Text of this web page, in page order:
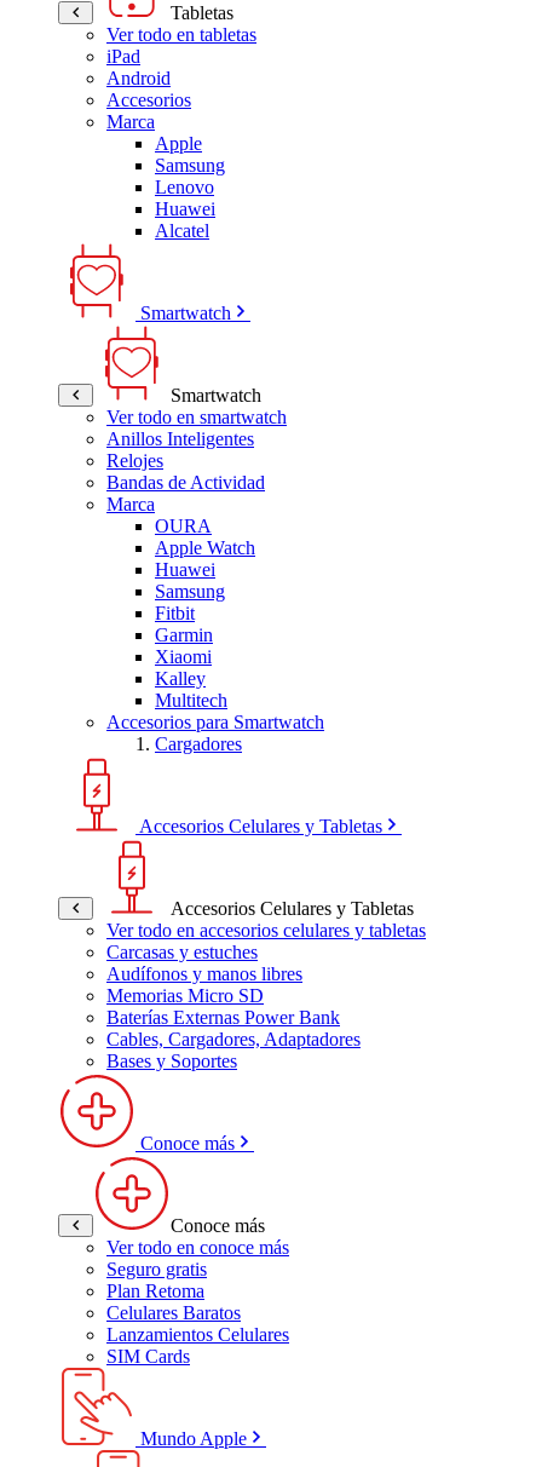
Tabletas
Ver todo en tabletas
iPad
Android
Accesorios
Marca
Apple
Samsung
Lenovo
Huawei
Alcatel
Smartwatch
Smartwatch
Ver todo en smartwatch
Anillos Inteligentes
Relojes
Bandas de Actividad
Marca
OURA
Apple Watch
Huawei
Samsung
Fitbit
Garmin
Xiaomi
Kalley
Multitech
Accesorios para Smartwatch
Cargadores
Accesorios Celulares y Tabletas
Accesorios Celulares y Tabletas
Ver todo en accesorios celulares y tabletas
Carcasas y estuches
Audífonos y manos libres
Memorias Micro SD
Baterías Externas Power Bank
Cables, Cargadores, Adaptadores
Bases y Soportes
Conoce más
Conoce más
Ver todo en conoce más
Seguro gratis
Plan Retoma
Celulares Baratos
Lanzamientos Celulares
SIM Cards
Mundo Apple